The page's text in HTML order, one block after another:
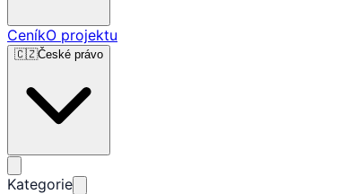
CeníkO projektu
🇨🇿České právo
Kategorie